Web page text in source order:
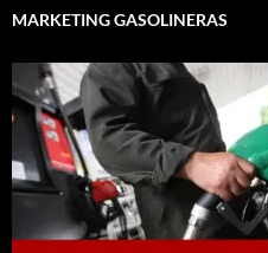
MARKETING GASOLINERAS